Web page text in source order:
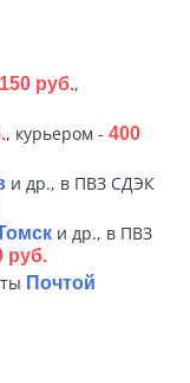
150 руб.,
, курьером - 400
и др., в ПВЗ СДЭК
и др., в ПВЗ
руб.
Почтой